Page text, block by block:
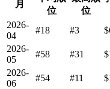
月
位
位
2026-
04
#18 #3
2026-
05
#58 #31
2026-
06
#54 #11